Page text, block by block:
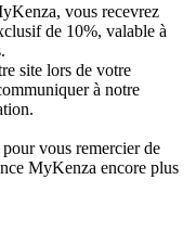
vous recevrez
de 10%, valable à
site lors de votre
à notre
vous remercier de
MyKenza encore plus